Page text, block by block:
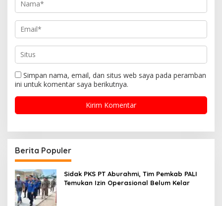
Simpan nama, email, dan situs web saya pada peramban
ini untuk komentar saya berikutnya.
Berita Populer
Sidak PKS PT Aburahmi, Tim Pemkab PALI
Temukan Izin Operasional Belum Kelar